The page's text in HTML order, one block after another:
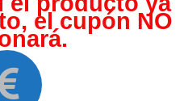
el cupón NO